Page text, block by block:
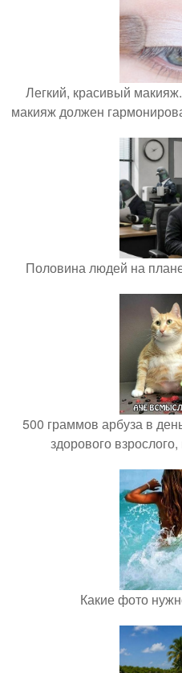
Легкий, красивый
макияж должен
Половина людей на
500 граммов арбуза в
здорового
Какие фото